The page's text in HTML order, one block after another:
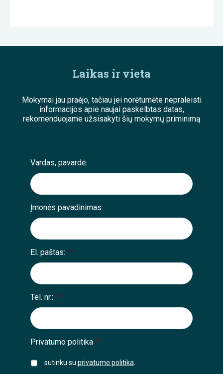
Laikas ir vieta
Mokymai jau praėjo, tačiau jei norėtumėte nepraleisti
informacijos apie naujai paskelbtas datas,
rekomenduojame užsisakyti šių mokymų priminimą
;
Vardas, pavardė:
Įmonės pavadinimas:
El. paštas: *
Tel. nr.: *
Privatumo politika *
sutinku su privatumo politika